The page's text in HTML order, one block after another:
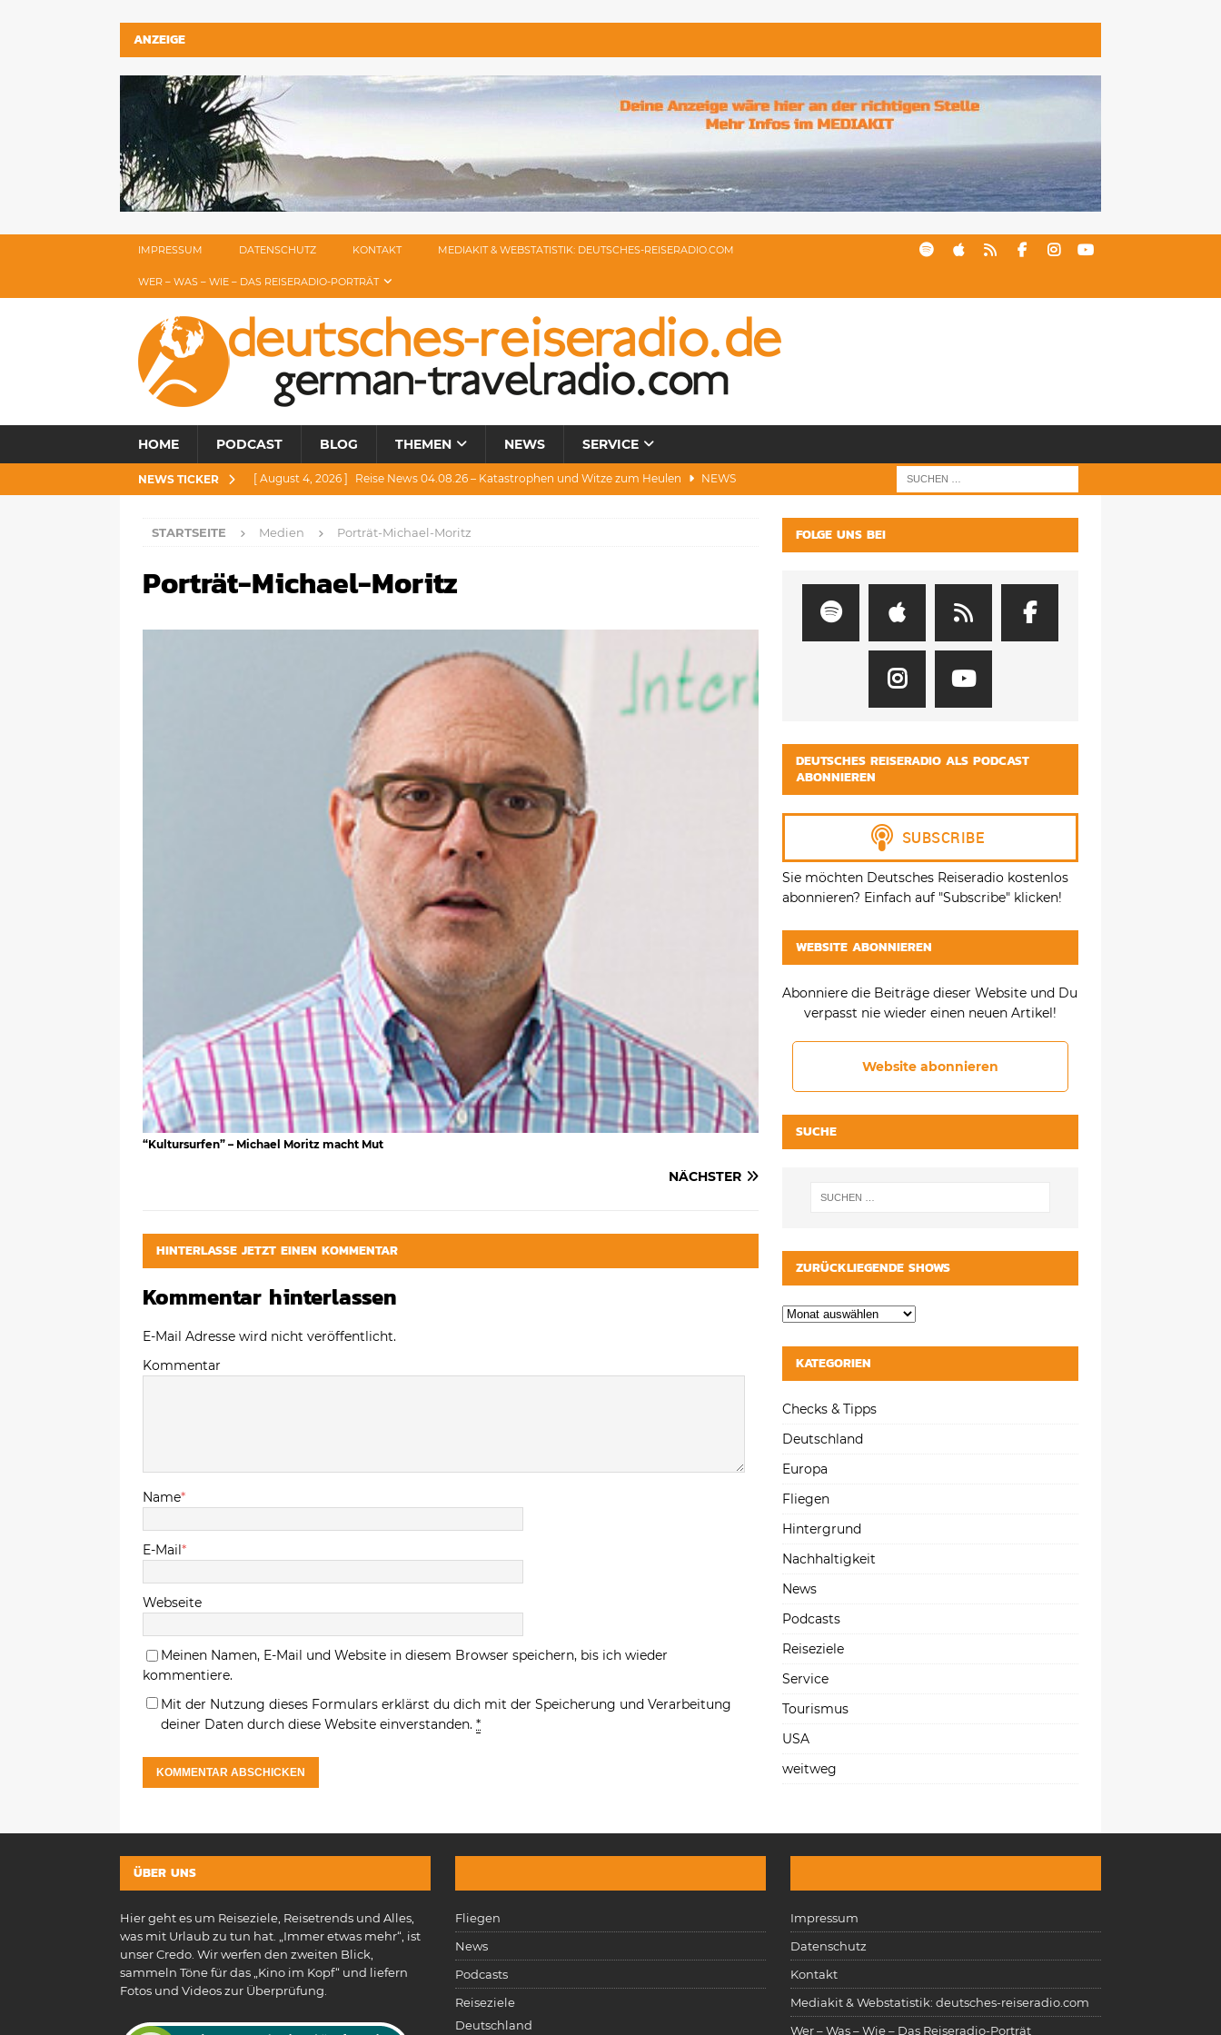
ANZEIGE
IMPRESSUM DATENSCHUTZ KONTAKT MEDIAKIT & WEBSTATISTIK: DEUTSCHES-REISERADIO.COM
WER – WAS – WIE – DAS REISERADIO-PORTRÄT
HOME PODCAST BLOG THEMEN NEWS SERVICE
NEWS TICKER [ August 4, 2026 ] Reise News 04.08.26 – Katastrophen und Witze zum Heulen NEWS
[ Juli 28, 2026 ] Reise News 28.07.26 – Umwelt, Politik, Protest & Warnung
[ Juli 23, 2026 ] Reise News 23.07.26 – Condor, Scooter, Brände, Baustellen
STARTSEITE Medien Porträt-Michael-Moritz
Porträt-Michael-Moritz
“Kultursurfen” – Michael Moritz macht Mut
NÄCHSTER
HINTERLASSE JETZT EINEN KOMMENTAR
Kommentar hinterlassen
E-Mail Adresse wird nicht veröffentlicht.
Kommentar
Name*
E-Mail*
Webseite
Meinen Namen, E-Mail und Website in diesem Browser speichern, bis ich wieder
kommentiere.
Mit der Nutzung dieses Formulars erklärst du dich mit der Speicherung und Verarbeitung
deiner Daten durch diese Website einverstanden. *
FOLGE UNS BEI
DEUTSCHES REISERADIO ALS PODCAST
ABONNIEREN
Sie möchten Deutsches Reiseradio kostenlos
abonnieren? Einfach auf "Subscribe" klicken!
WEBSITE ABONNIEREN
Abonniere die Beiträge dieser Website und Du
verpasst nie wieder einen neuen Artikel!
Website abonnieren
SUCHE
ZURÜCKLIEGENDE SHOWS
KATEGORIEN
Checks & Tipps
Deutschland
Europa
Fliegen
Hintergrund
Nachhaltigkeit
News
Podcasts
Reiseziele
Service
Tourismus
USA
weitweg
ÜBER UNS
Hier geht es um Reiseziele, Reisetrends und Alles,
was mit Urlaub zu tun hat. „Immer etwas mehr“, ist
unser Credo. Wir werfen den zweiten Blick,
sammeln Töne für das „Kino im Kopf“ und liefern
Fotos und Videos zur Überprüfung.
Fliegen
News
Podcasts
Reiseziele
Deutschland
Impressum
Datenschutz
Kontakt
Mediakit & Webstatistik: deutsches-reiseradio.com
Wer – Was – Wie – Das Reiseradio-Porträt